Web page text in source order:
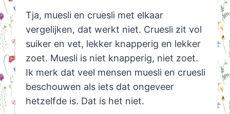
Tja, muesli en cruesli met elkaar
vergelijken, dat werkt niet. Cruesli zit vol
suiker en vet, lekker knapperig en lekker
zoet. Muesli is niet knapperig, niet zoet.
Ik merk dat veel mensen muesli en cruesli
beschouwen als iets dat ongeveer
hetzelfde is. Dat is het niet.